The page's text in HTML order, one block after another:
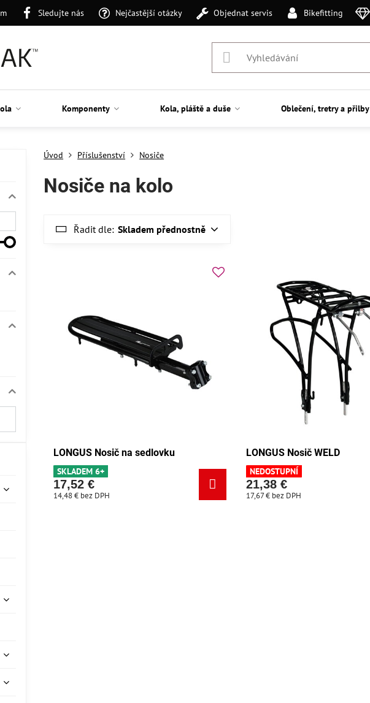
Sledujte nás Nejčastější otázky Objednat servis Bikefitting
Komponenty Kola, pláště a duše Oblečení, tretry a přilby
Úvod Příslušenství Nosiče
Nosiče na kolo
Řadit dle: Skladem přednostně
LONGUS Nosič na sedlovku
SKLADEM 6+
17,52 €
14,48 € bez DPH
LONGUS Nosič WELD
NEDOSTUPNÍ
21,38 €
17,67 € bez DPH